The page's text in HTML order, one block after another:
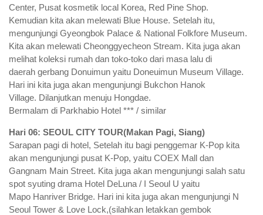
Center, Pusat kosmetik local Korea, Red Pine Shop.
Kemudian kita akan melewati Blue House. Setelah itu,
mengunjungi Gyeongbok Palace & National Folkfore Museum.
Kita akan melewati Cheonggyecheon Stream. Kita juga akan
melihat koleksi rumah dan toko-toko dari masa lalu di
daerah gerbang Donuimun yaitu Doneuimun Museum Village.
Hari ini kita juga akan mengunjungi Bukchon Hanok
Village. Dilanjutkan menuju Hongdae.
Bermalam di Parkhabio Hotel *** / similar
Hari 06: SEOUL CITY TOUR(Makan Pagi, Siang)
Sarapan pagi di hotel, Setelah itu bagi penggemar K-Pop kita
akan mengunjungi pusat K-Pop, yaitu COEX Mall dan
Gangnam Main Street. Kita juga akan mengunjungi salah satu
spot syuting drama Hotel DeLuna / I Seoul U yaitu
Mapo Hanriver Bridge. Hari ini kita juga akan mengunjungi N
Seoul Tower & Love Lock,(silahkan letakkan gembok